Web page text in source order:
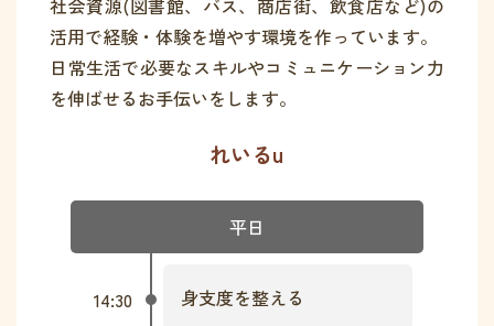
社会資源(図書館、バス、商店街、飲食店など)の
活用で経験・体験を増やす環境を作っています。
日常生活で必要なスキルやコミュニケーション力
を伸ばせるお手伝いをします。
れいるu
平日
14:30 身支度を整える